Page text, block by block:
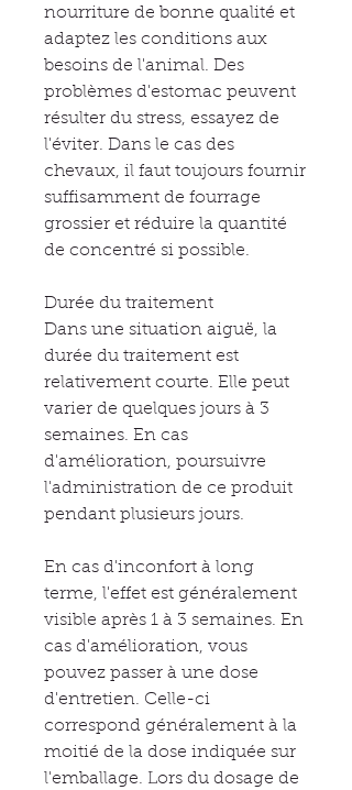
nourriture de bonne qualité et
adaptez les conditions aux
besoins de l'animal. Des
problèmes d'estomac peuvent
résulter du stress, essayez de
l'éviter. Dans le cas des
chevaux, il faut toujours fournir
suffisamment de fourrage
grossier et réduire la quantité
de concentré si possible.
Durée du traitement
Dans une situation aiguë, la
durée du traitement est
relativement courte. Elle peut
varier de quelques jours à 3
semaines. En cas
d'amélioration, poursuivre
l'administration de ce produit
pendant plusieurs jours.
En cas d'inconfort à long
terme, l'effet est généralement
visible après 1 à 3 semaines. En
cas d'amélioration, vous
pouvez passer à une dose
d'entretien. Celle-ci
correspond généralement à la
moitié de la dose indiquée sur
l'emballage. Lors du dosage de